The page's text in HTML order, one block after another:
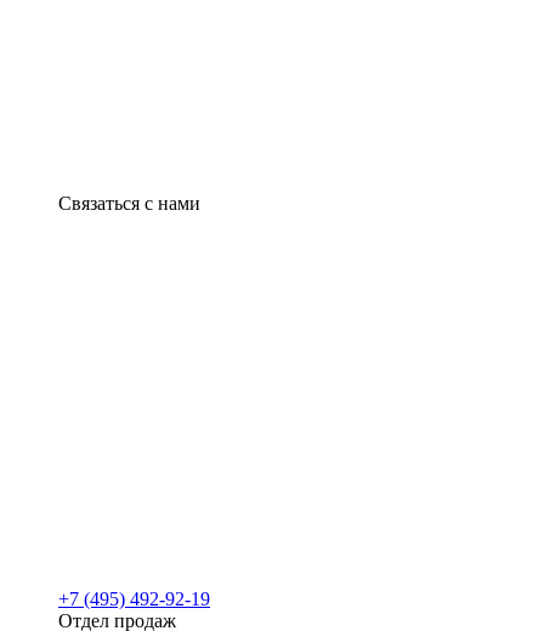
Связаться с нами
+7 (495) 492-92-19
Отдел продаж